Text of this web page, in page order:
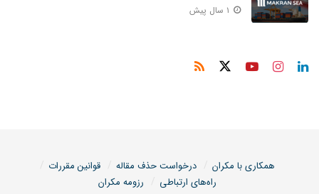
همکاری با مکران درخواست حذف مقاله
قوانین مقررات
راه‌های ارتباطی
رزومه مکران